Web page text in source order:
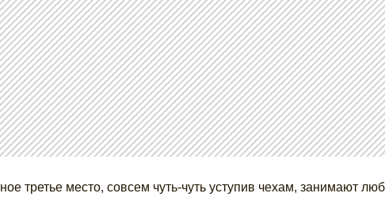
третье место, совсем чуть-чуть уступив чехам, занимают